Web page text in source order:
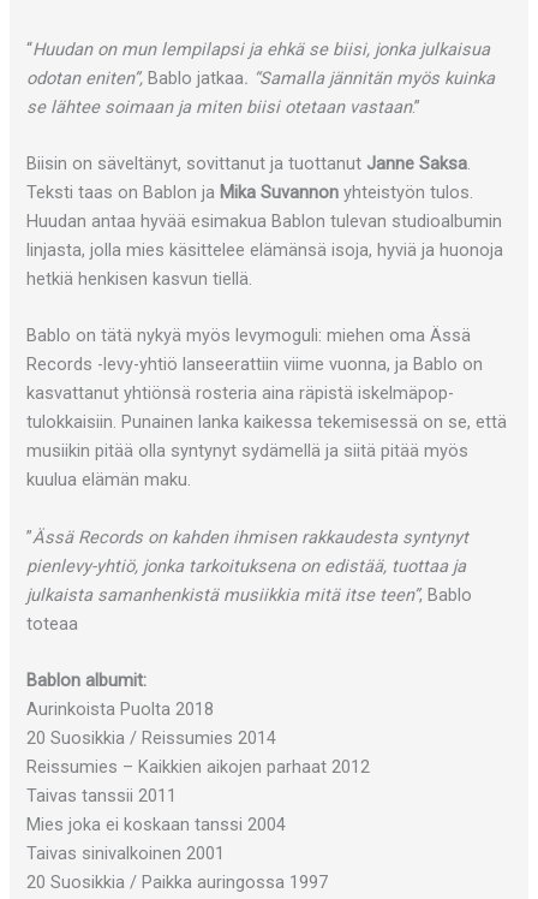
“Huudan on mun lempilapsi ja ehkä se biisi, jonka julkaisua
odotan eniten”,Bablo jatkaa. “Samalla jännitän myös kuinka
se lähtee soimaan ja miten biisi otetaan vastaan.”
Biisin on säveltänyt, sovittanut ja tuottanut Janne Saksa.
Teksti taas on Bablon ja Mika Suvannon yhteistyön tulos.
Huudan antaa hyvää esimakua Bablon tulevan studioalbumin
linjasta, jolla mies käsittelee elämänsä isoja, hyviä ja huonoja
hetkiä henkisen kasvun tiellä.
Bablo on tätä nykyä myös levymoguli: miehen oma Ässä
Records -levy-yhtiö lanseerattiin viime vuonna, ja Bablo on
kasvattanut yhtiönsä rosteria aina räpistä iskelmäpop-
tulokkaisiin. Punainen lanka kaikessa tekemisessä on se, että
musiikin pitää olla syntynyt sydämellä ja siitä pitää myös
kuulua elämän maku.
”Ässä Records on kahden ihmisen rakkaudesta syntynyt
pienlevy-yhtiö, jonka tarkoituksena on edistää, tuottaa ja
julkaista samanhenkistä musiikkia mitä itse teen”, Bablo
toteaa
Bablon albumit:
Aurinkoista Puolta 2018
20 Suosikkia / Reissumies 2014
Reissumies – Kaikkien aikojen parhaat 2012
Taivas tanssii 2011
Mies joka ei koskaan tanssi 2004
Taivas sinivalkoinen 2001
20 Suosikkia / Paikka auringossa 1997